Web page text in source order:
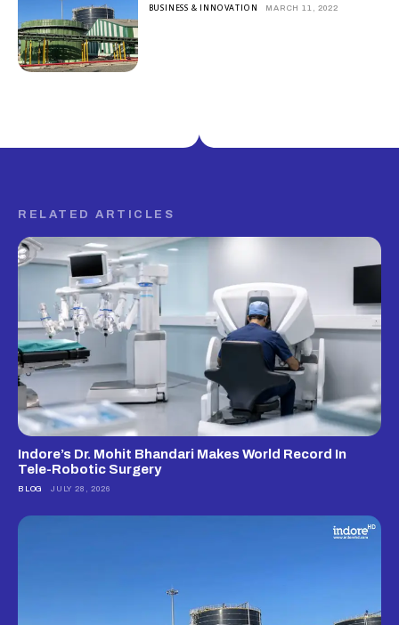
BUSINESS & INNOVATION MARCH 11, 2022
RELATED ARTICLES
Indore’s Dr. Mohit Bhandari Makes World Record In
Tele-Robotic Surgery
BLOG JULY 28, 2026